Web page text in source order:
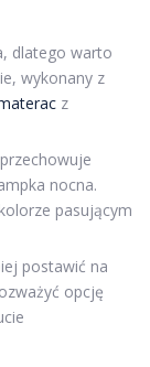
dlatego warto
wykonany z
z
nocna.
pasującym
postawić na
opcję